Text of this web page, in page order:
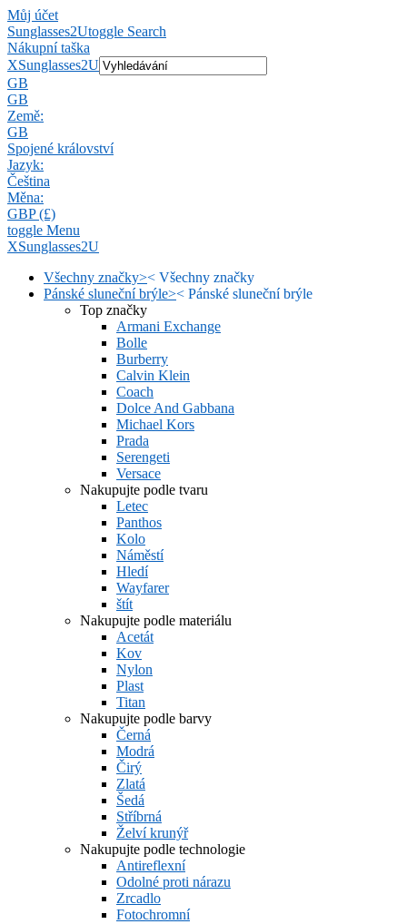
Můj účet
Sunglasses2Utoggle Search
Nákupní taška
XSunglasses2U
GB
GB
Země:
GB
Spojené království
Jazyk:
Čeština
Měna:
GBP (£)
toggle Menu
XSunglasses2U
Všechny značky>< Všechny značky
Pánské sluneční brýle>< Pánské sluneční brýle
Top značky
Armani Exchange
Bolle
Burberry
Calvin Klein
Coach
Dolce And Gabbana
Michael Kors
Prada
Serengeti
Versace
Nakupujte podle tvaru
Letec
Panthos
Kolo
Náměstí
Hledí
Wayfarer
štít
Nakupujte podle materiálu
Acetát
Kov
Nylon
Plast
Titan
Nakupujte podle barvy
Černá
Modrá
Čirý
Zlatá
Šedá
Stříbrná
Želví krunýř
Nakupujte podle technologie
Antireflexní
Odolné proti nárazu
Zrcadlo
Fotochromní